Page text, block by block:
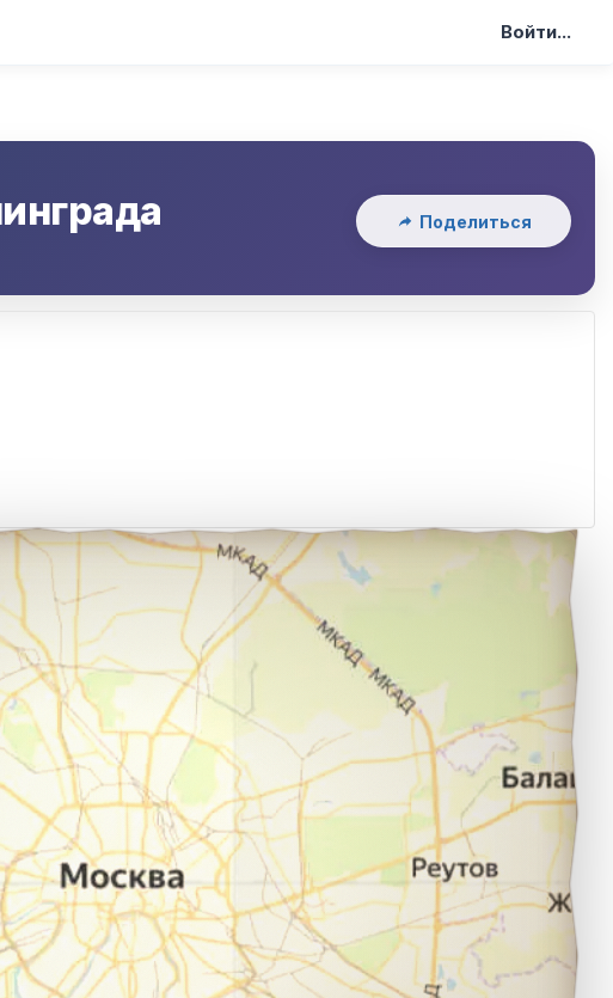
Войти...
Поделиться
Друскининкай в город Калининград.